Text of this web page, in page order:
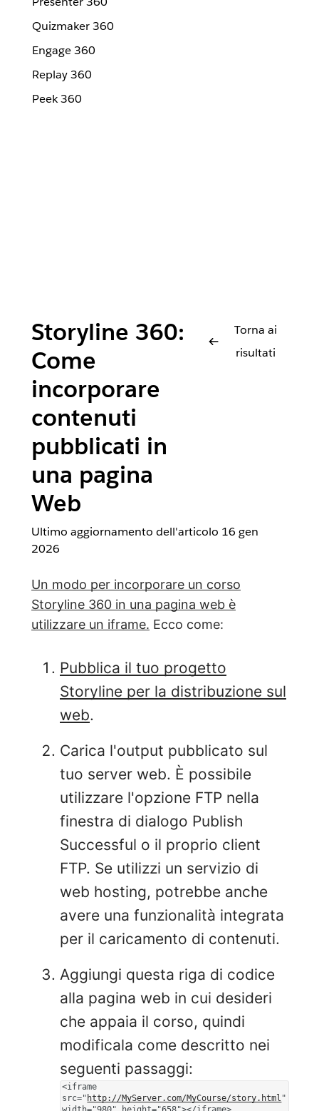
Quizmaker 360
Engage 360
Replay 360
Peek 360
Storyline 360:
Come
incorporare
contenuti
pubblicati in
una pagina
Web
Torna ai
risultati
Ultimo aggiornamento dell'articolo 16 gen
2026
Un modo per incorporare un corso
Storyline 360 in una pagina web è
utilizzare un iframe. Ecco come:
Pubblica il tuo progetto
Storyline per la distribuzione sul
web.
Carica l'output pubblicato sul
tuo server web. È possibile
utilizzare l'opzione FTP nella
finestra di dialogo Publish
Successful o il proprio client
FTP. Se utilizzi un servizio di
web hosting, potrebbe anche
avere una funzionalità integrata
per il caricamento di contenuti.
Aggiungi questa riga di codice
alla pagina web in cui desideri
che appaia il corso, quindi
modificala come descritto nei
seguenti passaggi:
<iframe
src=" http://MyServer.com/MyCourse/story.html "